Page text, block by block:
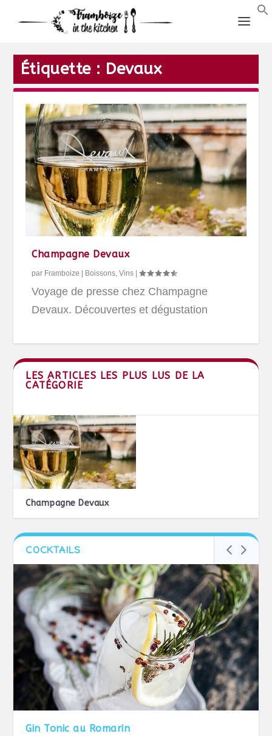
Étiquette : Devaux
Champagne Devaux
par Framboize | Boissons ,Vins |
Voyage de presse chez Champagne
Devaux. Découvertes et dégustation
LES ARTICLES LES PLUS LUS DE LA
CATÉGORIE
Champagne Devaux
COCKTAILS
Gin Tonic au Romarin